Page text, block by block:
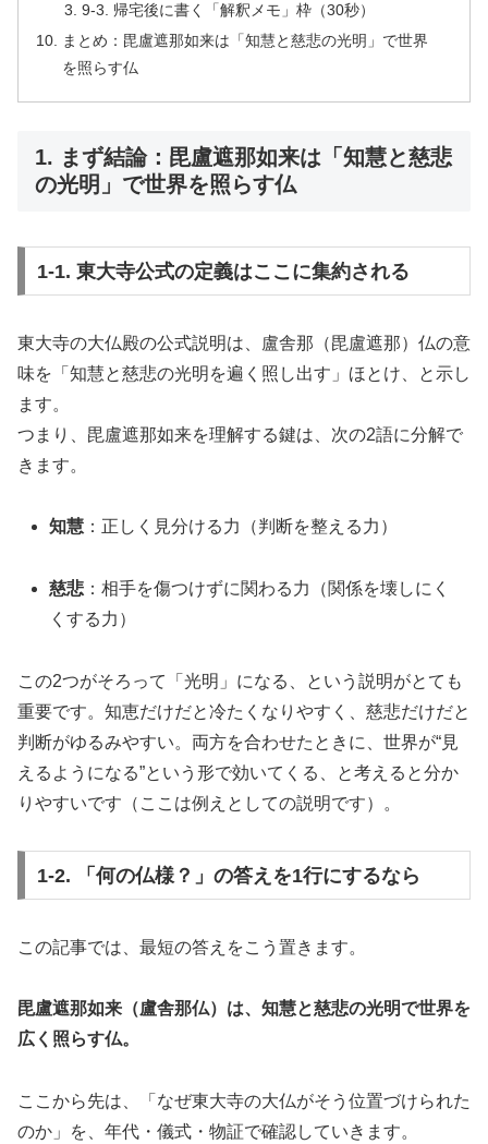
9-3. 帰宅後に書く「解釈メモ」枠（30秒）
まとめ：毘盧遮那如来は「知慧と慈悲の光明」で世界
を照らす仏
1. まず結論：毘盧遮那如来は「知慧と慈悲
の光明」で世界を照らす仏
1-1. 東大寺公式の定義はここに集約される
東大寺の大仏殿の公式説明は、盧舎那（毘盧遮那）仏の意
味を「知慧と慈悲の光明を遍く照し出す」ほとけ、と示し
ます。
つまり、毘盧遮那如来を理解する鍵は、次の2語に分解で
きます。
知慧 ：正しく見分ける力（判断を整える力）
慈悲 ：相手を傷つけずに関わる力（関係を壊しにく
くする力）
この2つがそろって「光明」になる、という説明がとても
重要です。知恵だけだと冷たくなりやすく、慈悲だけだと
判断がゆるみやすい。両方を合わせたときに、世界が“見
えるようになる”という形で効いてくる、と考えると分か
りやすいです（ここは例えとしての説明です）。
1-2. 「何の仏様？」の答えを1行にするなら
この記事では、最短の答えをこう置きます。
毘盧遮那如来（盧舎那仏）は、知慧と慈悲の光明で世界を
広く照らす仏。
ここから先は、「なぜ東大寺の大仏がそう位置づけられた
のか」を、年代・儀式・物証で確認していきます。